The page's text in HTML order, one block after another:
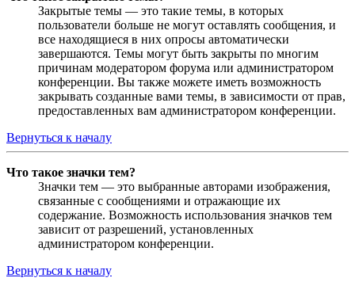
Закрытые темы — это такие темы, в которых
пользователи больше не могут оставлять сообщения, и
все находящиеся в них опросы автоматически
завершаются. Темы могут быть закрыты по многим
причинам модератором форума или администратором
конференции. Вы также можете иметь возможность
закрывать созданные вами темы, в зависимости от прав,
предоставленных вам администратором конференции.
Вернуться к началу
Что такое значки тем?
Значки тем — это выбранные авторами изображения,
связанные с сообщениями и отражающие их
содержание. Возможность использования значков тем
зависит от разрешений, установленных
администратором конференции.
Вернуться к началу